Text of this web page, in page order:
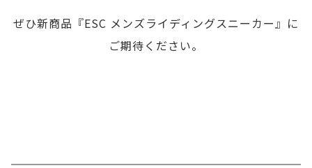
ぜひ新商品『ESC メンズライディングスニーカー』に
ご期待ください。